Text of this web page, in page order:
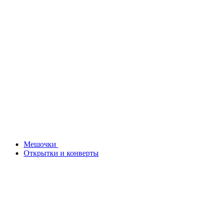
Мешочки
Открытки и конверты